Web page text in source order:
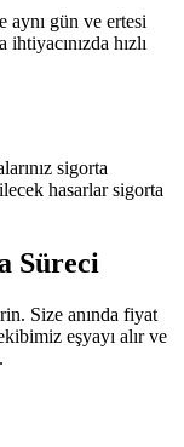
aynı gün ve ertesi
hızlı
sigorta
hasarlar sigorta
Süreci
Size anında fiyat
eşyayı alır ve